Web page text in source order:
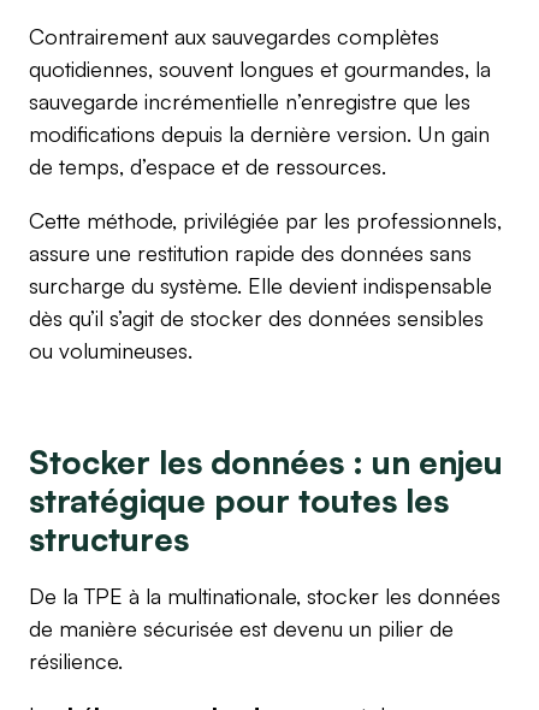
Contrairement aux sauvegardes complètes
quotidiennes, souvent longues et gourmandes, la
sauvegarde incrémentielle n’enregistre que les
modifications depuis la dernière version. Un gain
de temps, d’espace et de ressources.
Cette méthode, privilégiée par les professionnels,
assure une restitution rapide des données sans
surcharge du système. Elle devient indispensable
dès qu’il s’agit de stocker des données sensibles
ou volumineuses.
Stocker les données : un enjeu
stratégique pour toutes les
structures
De la TPE à la multinationale, stocker les données
de manière sécurisée est devenu un pilier de
résilience.